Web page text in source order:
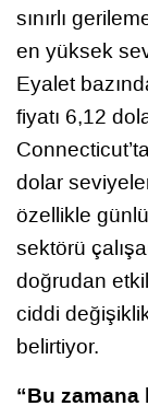
sınırlı
en yüksek
Eyalet
fiyatı 6,12
dolar
özellikle
sektörü
doğrudan
ciddi
belirtiyor.
“Bu